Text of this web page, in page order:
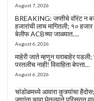
August 7, 2026
BREAKING: जप्तीचे वॉरंट न
हजारांची लाच मागितली; १०
बेलीफ ACBच्या जाळ्यात….
August 6, 2026
माहेरी जाते म्हणून घराबाहेर पडली;
परतलीच नाही! विवाहिता बेपत्ता…
August 6, 2026
चांडोळमध्ये आवारा कुत्र्यांचा